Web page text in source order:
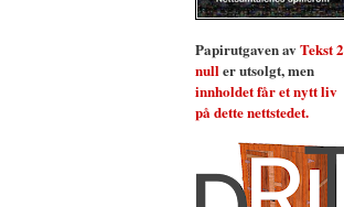
Papirutgaven av Tekst 2
nuller utsolgt, men
innholdet får et nytt liv
på dette nettstedet.